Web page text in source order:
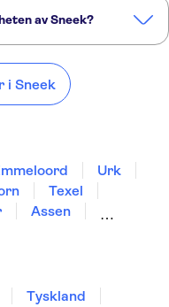
av Sneek?
Urk Enkhuizen
i Sneek
Urk
Texel
Assen
Tyskland